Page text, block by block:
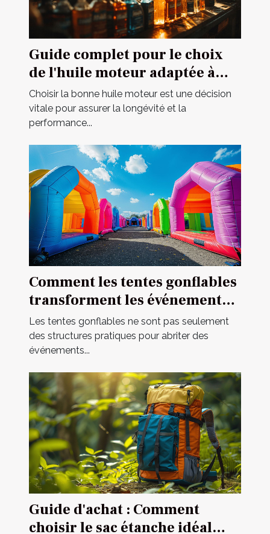
Guide complet pour le choix
de l'huile moteur adaptée à
votre véhicule
Choisir la bonne huile moteur est une décision
vitale pour assurer la longévité et la
performance...
Comment les tentes gonflables
transforment les événements
en spectacles
Les tentes gonflables ne sont pas seulement
des structures pratiques pour abriter des
événements...
Guide d'achat : Comment
choisir le sac étanche idéal